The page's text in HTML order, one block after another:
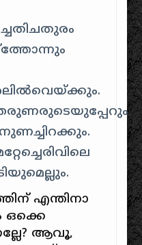
എന്തിനാ
ഒക്കെ
ആവൂ,